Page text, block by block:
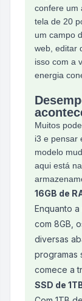
confere um
tela de 20
um campo
web, editar
isso com a
energia
Muitos
i3 e pensar
modelo
aqui está
16GB de
Enquanto
com 8GB,
diversas
programas
comece a
SSD de